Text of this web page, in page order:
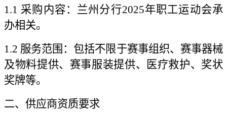
1.1 采购内容：兰州分行2025年职工运动会承
办相关。
1.2 服务范围：包括不限于赛事组织、赛事器械
及物料提供、赛事服装提供、医疗救护、奖状
奖牌等。
二、供应商资质要求